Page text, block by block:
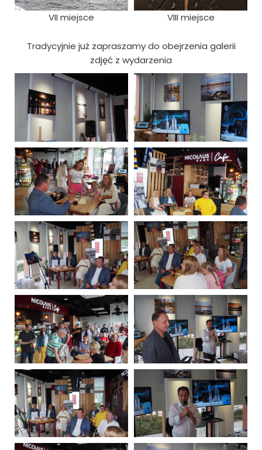
VII miejsce VIII miejsce
Tradycyjnie już zapraszamy do obejrzenia galerii
zdjęć z wydarzenia